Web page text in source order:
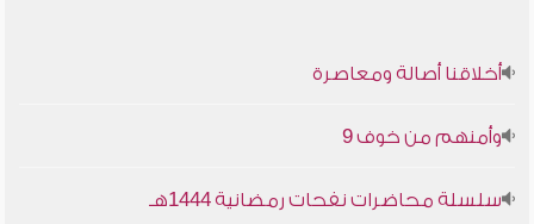
أخلاقنا أصالة ومعاصرة
وأمنهم من خوف 9
سلسلة محاضرات نفحات رمضانية 1444هـ